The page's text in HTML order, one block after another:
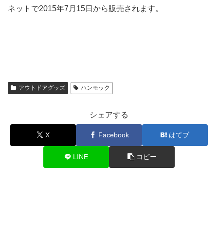
ネットで2015年7月15日から販売されます。
アウトドアグッズ ハンモック
シェアする
X Facebook はてブ
LINE コピー